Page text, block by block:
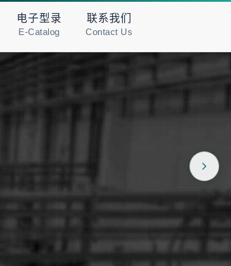
电子型录
E-Catalog
联系我们
Contact Us